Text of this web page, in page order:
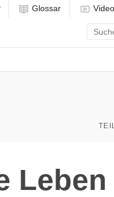
Glossar Video
Enter
search
term
Leben